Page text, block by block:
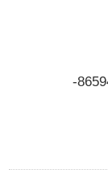
ديكور صدام امامى يمين النترا 2024 86594-